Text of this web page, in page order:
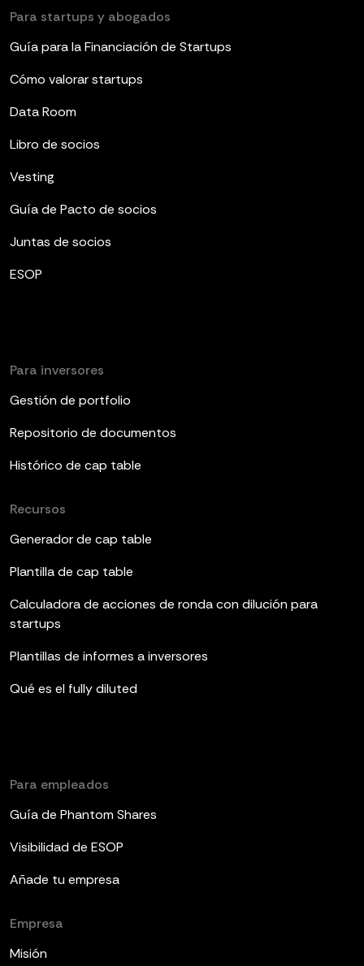
Para startups y abogados
Guía para la Financiación de Startups
Cómo valorar startups
Data Room
Libro de socios
Vesting
Guía de Pacto de socios
Juntas de socios
ESOP
Para inversores
Gestión de portfolio
Repositorio de documentos
Histórico de cap table
Recursos
Generador de cap table
Plantilla de cap table
Calculadora de acciones de ronda con dilución para
startups
Plantillas de informes a inversores
Qué es el fully diluted
Para empleados
Guía de Phantom Shares
Visibilidad de ESOP
Añade tu empresa
Empresa
Misión